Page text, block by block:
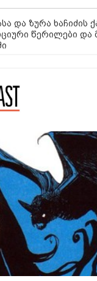
და ზურა ხაჩიძის
წერილები და